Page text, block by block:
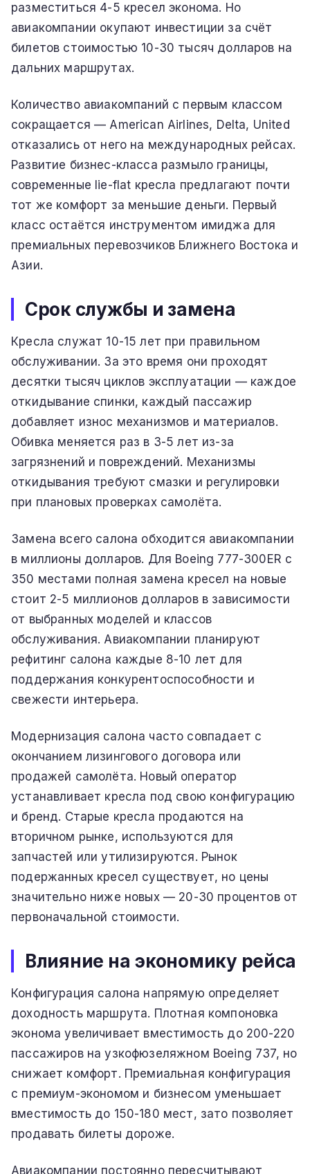
разместиться 4-5 кресел эконома. Но
авиакомпании окупают инвестиции за счёт
билетов стоимостью 10-30 тысяч долларов на
дальних маршрутах.
Количество авиакомпаний с первым классом
сокращается — American Airlines, Delta, United
отказались от него на международных рейсах.
Развитие бизнес-класса размыло границы,
современные lie-flat кресла предлагают почти
тот же комфорт за меньшие деньги. Первый
класс остаётся инструментом имиджа для
премиальных перевозчиков Ближнего Востока и
Азии.
Срок службы и замена
Кресла служат 10-15 лет при правильном
обслуживании. За это время они проходят
десятки тысяч циклов эксплуатации — каждое
откидывание спинки, каждый пассажир
добавляет износ механизмов и материалов.
Обивка меняется раз в 3-5 лет из-за
загрязнений и повреждений. Механизмы
откидывания требуют смазки и регулировки
при плановых проверках самолёта.
Замена всего салона обходится авиакомпании
в миллионы долларов. Для Boeing 777-300ER с
350 местами полная замена кресел на новые
стоит 2-5 миллионов долларов в зависимости
от выбранных моделей и классов
обслуживания. Авиакомпании планируют
рефитинг салона каждые 8-10 лет для
поддержания конкурентоспособности и
свежести интерьера.
Модернизация салона часто совпадает с
окончанием лизингового договора или
продажей самолёта. Новый оператор
устанавливает кресла под свою конфигурацию
и бренд. Старые кресла продаются на
вторичном рынке, используются для
запчастей или утилизируются. Рынок
подержанных кресел существует, но цены
значительно ниже новых — 20-30 процентов от
первоначальной стоимости.
Влияние на экономику рейса
Конфигурация салона напрямую определяет
доходность маршрута. Плотная компоновка
эконома увеличивает вместимость до 200-220
пассажиров на узкофюзеляжном Boeing 737, но
снижает комфорт. Премиальная конфигурация
с премиум-экономом и бизнесом уменьшает
вместимость до 150-180 мест, зато позволяет
продавать билеты дороже.
Авиакомпании постоянно пересчитывают